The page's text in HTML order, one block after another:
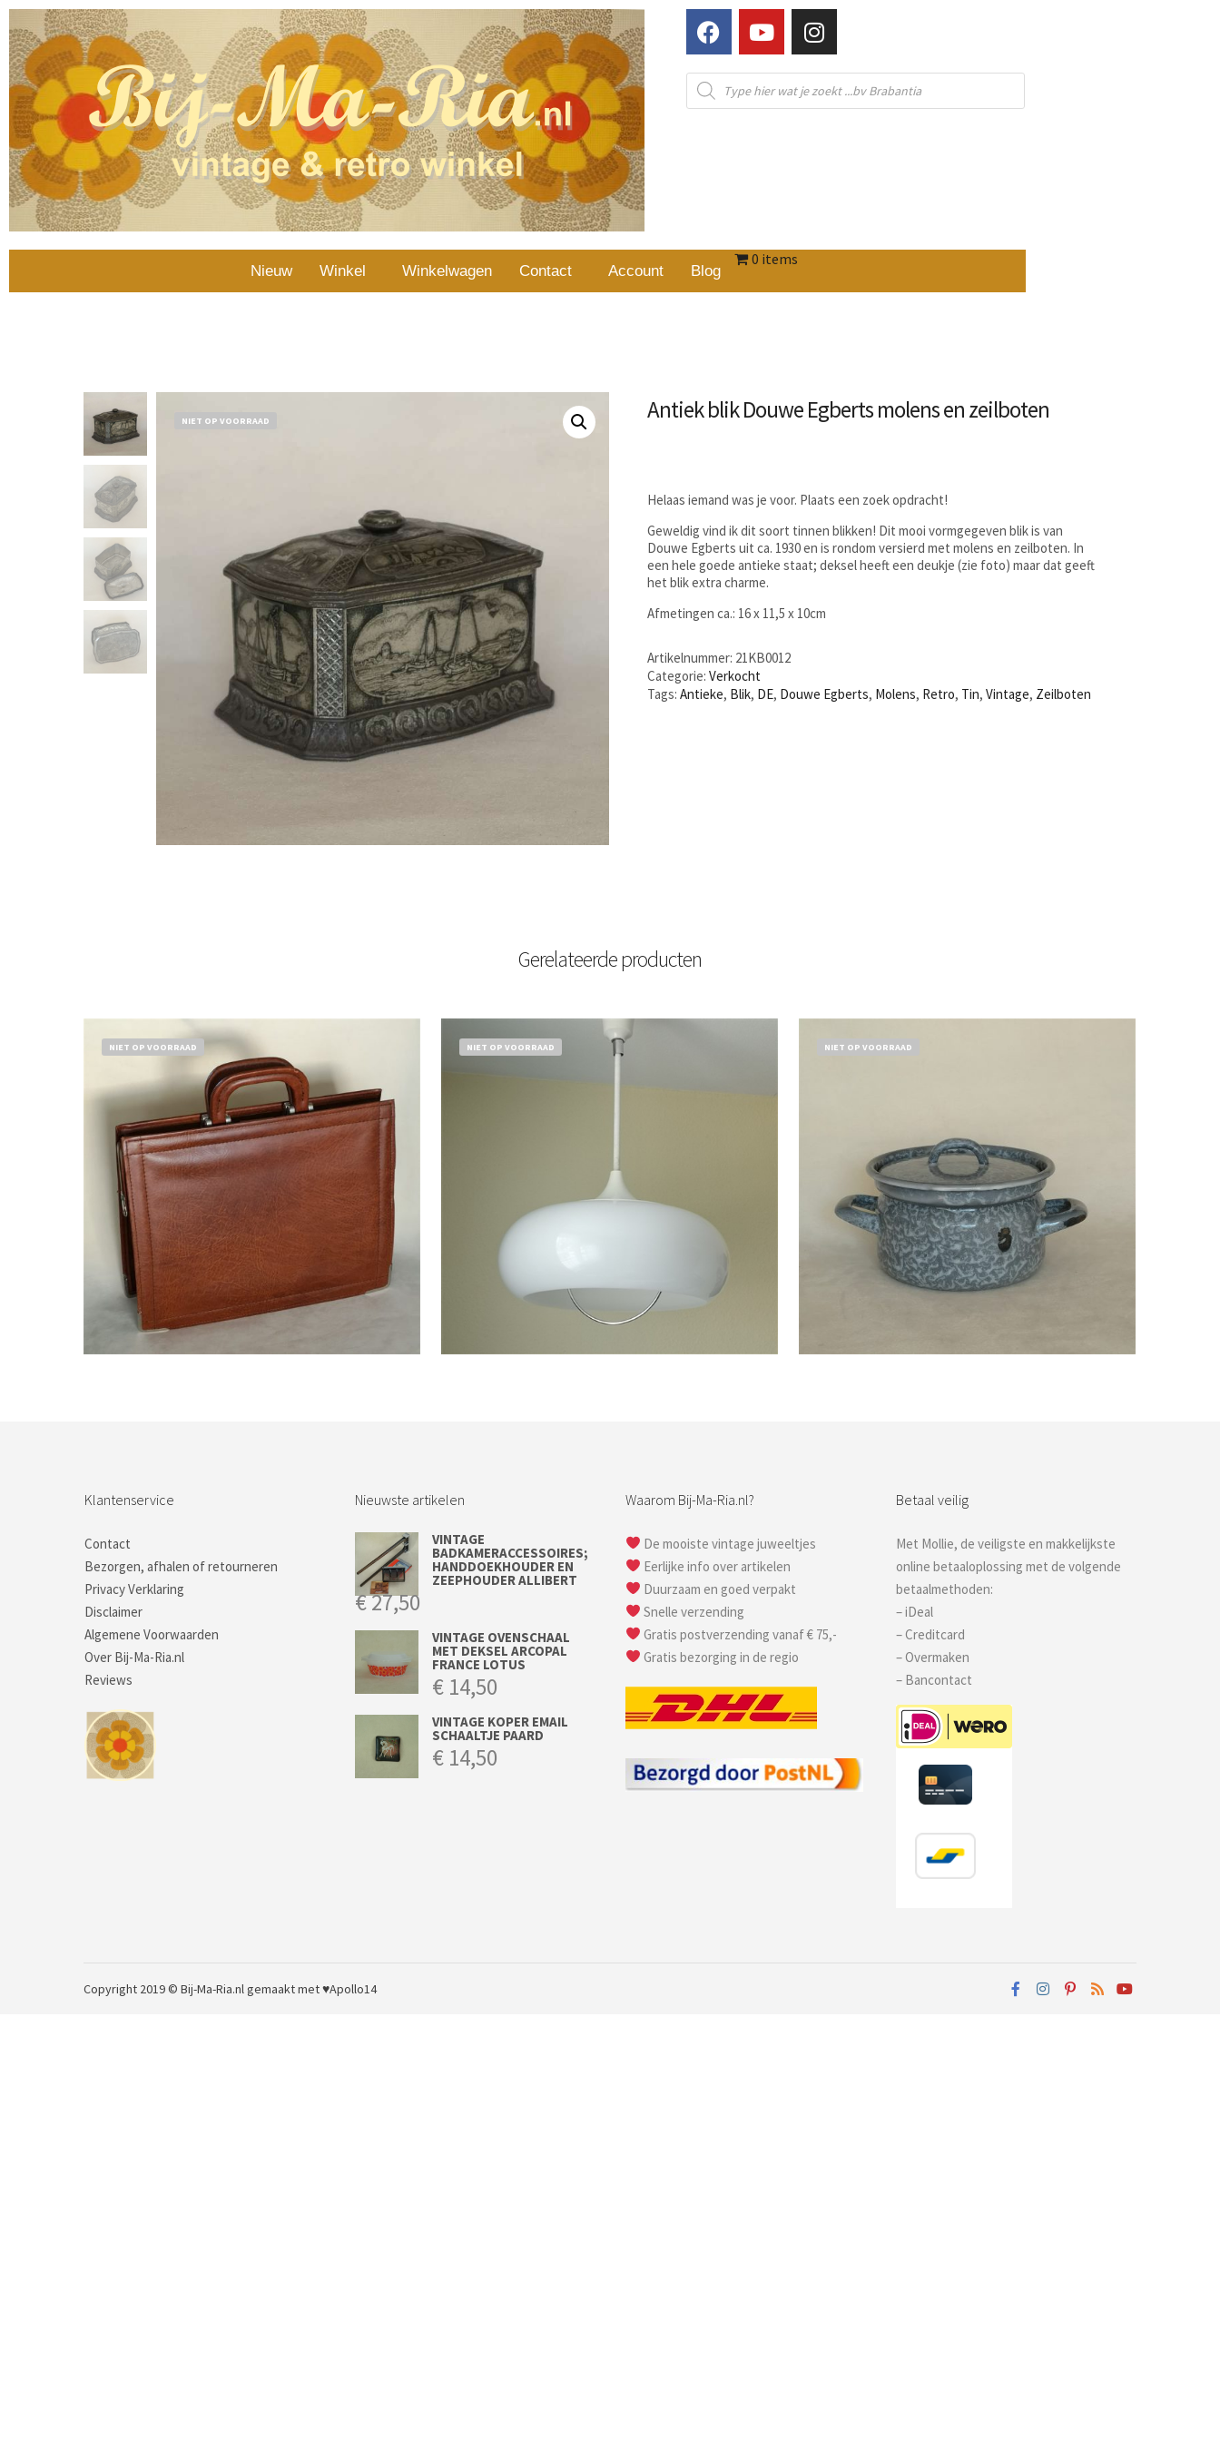
Nieuw Winkel Winkelwagen Contact Account Blog
0 items
NIET OP VOORRAAD Antiek blik Douwe Egberts molens en zeilboten
Helaas iemand was je voor. Plaats een zoek opdracht!
Geweldig vind ik dit soort tinnen blikken! Dit mooi vormgegeven blik is van
Douwe Egberts uit ca. 1930 en is rondom versierd met molens en zeilboten. In
een hele goede antieke staat; deksel heeft een deukje (zie foto) maar dat geeft
het blik extra charme.
Afmetingen ca.: 16 x 11,5 x 10cm
Artikelnummer: 21KB0012
Categorie:Verkocht
Tags:Antieke, Blik, DE, Douwe Egberts, Molens, Retro, Tin,Vintage, Zeilboten
Gerelateerde producten
NIET OP VOORRAAD NIET OP VOORRAAD NIET OP VOORRAAD
Klantenservice
Contact
Bezorgen, afhalen of retourneren
Privacy Verklaring
Disclaimer
Algemene Voorwaarden
Over Bij-Ma-Ria.nl
Reviews
Nieuwste artikelen
VINTAGE
BADKAMERACCESSOIRES;
HANDDOEKHOUDER EN
ZEEPHOUDER ALLIBERT
€27,50
VINTAGE OVENSCHAAL
MET DEKSEL ARCOPAL
FRANCE LOTUS
€ 14,50
VINTAGE KOPER EMAIL
SCHAALTJE PAARD
€ 14,50
Waarom Bij-Ma-Ria.nl?
De mooiste vintage juweeltjes
Eerlijke info over artikelen
Duurzaam en goed verpakt
Snelle verzending
Gratis postverzending vanaf € 75,-
Gratis bezorging in de regio
Betaal veilig
Met Mollie, de veiligste en makkelijkste
online betaaloplossing met de volgende
betaalmethoden:
– iDeal
– Creditcard
– Overmaken
– Bancontact
Copyright 2019 © Bij-Ma-Ria.nlgemaakt met ♥Apollo14